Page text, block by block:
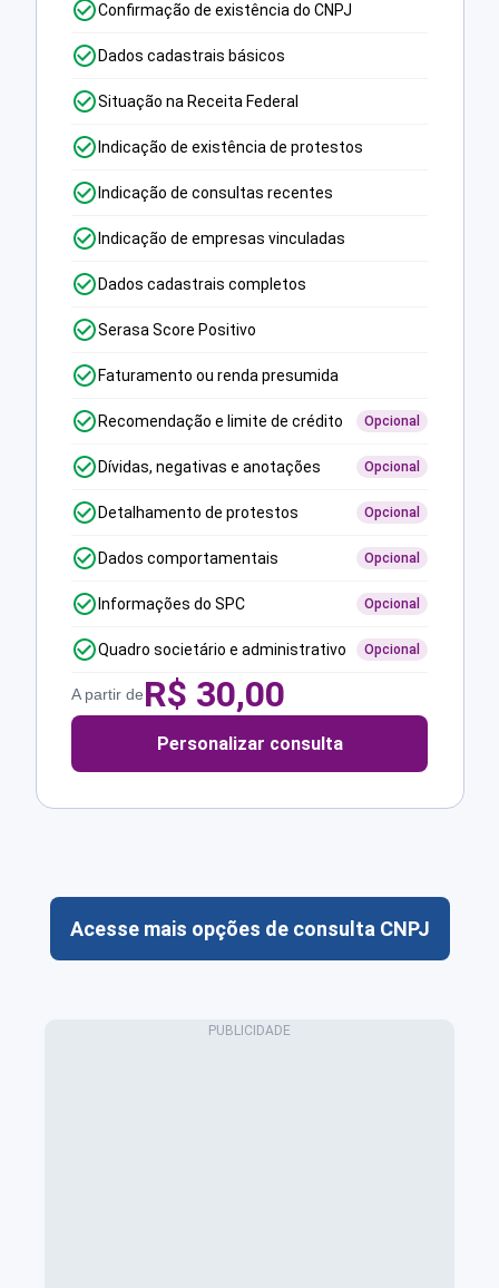
Confirmação de existência do CNPJ
Dados cadastrais básicos
Situação na Receita Federal
Indicação de existência de protestos
Indicação de consultas recentes
Indicação de empresas vinculadas
Dados cadastrais completos
Serasa Score Positivo
Faturamento ou renda presumida
Recomendação e limite de crédito Opcional
Dívidas, negativas e anotações Opcional
Detalhamento de protestos Opcional
Dados comportamentais Opcional
Informações do SPC Opcional
Quadro societário e administrativo Opcional
A partir deR$ 30,00
Personalizar consulta
Acesse mais opções de consulta CNPJ